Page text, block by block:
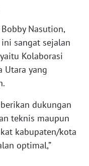
Nasution,
sangat sejalan
Kolaborasi
Utara yang
dukungan
teknis maupun
kabupaten/kota
optimal,”